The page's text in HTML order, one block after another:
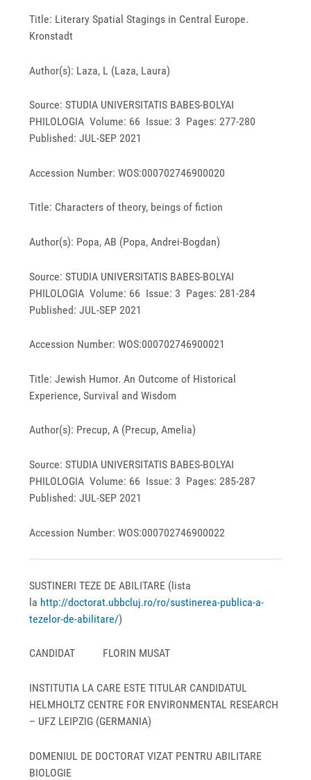
Title: Literary Spatial Stagings in Central Europe.
Kronstadt
Author(s): Laza, L (Laza, Laura)
Source: STUDIA UNIVERSITATIS BABES-BOLYAI
PHILOLOGIA Volume: 66 Issue: 3 Pages: 277-280
Published: JUL-SEP 2021
Accession Number: WOS:000702746900020
Title: Characters of theory, beings of fiction
Author(s): Popa, AB (Popa, Andrei-Bogdan)
Source: STUDIA UNIVERSITATIS BABES-BOLYAI
PHILOLOGIA Volume: 66 Issue: 3 Pages: 281-284
Published: JUL-SEP 2021
Accession Number: WOS:000702746900021
Title: Jewish Humor. An Outcome of Historical
Experience, Survival and Wisdom
Author(s): Precup, A (Precup, Amelia)
Source: STUDIA UNIVERSITATIS BABES-BOLYAI
PHILOLOGIA Volume: 66 Issue: 3 Pages: 285-287
Published: JUL-SEP 2021
Accession Number: WOS:000702746900022
SUSTINERI TEZE DE ABILITARE (lista
la http://doctorat.ubbcluj.ro/ro/sustinerea-publica-a-
tezelor-de-abilitare/)
CANDIDAT FLORIN MUSAT
INSTITUTIA LA CARE ESTE TITULAR CANDIDATUL
HELMHOLTZ CENTRE FOR ENVIRONMENTAL RESEARCH
– UFZ LEIPZIG (GERMANIA)
DOMENIUL DE DOCTORAT VIZAT PENTRU ABILITARE
BIOLOGIE